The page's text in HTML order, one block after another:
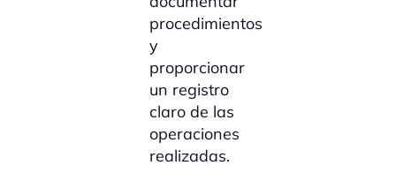
procedimientos
y
proporcionar
un registro
claro de las
operaciones
realizadas.